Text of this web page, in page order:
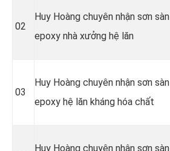
02
Huy Hoàng chuyên nhận sơn sàn
epoxy nhà xưởng hệ lăn
03
Huy Hoàng chuyên nhận sơn sàn
epoxy hệ lăn kháng hóa chất
Huy Hoàng chuyên nhận sơn sàn